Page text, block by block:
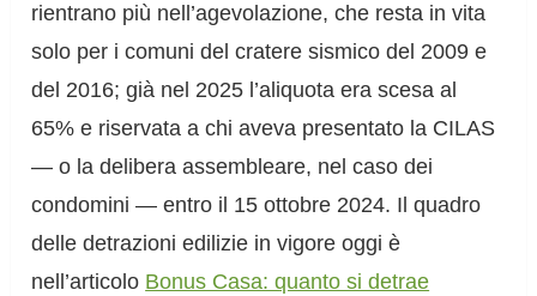
rientrano più nell’agevolazione, che resta in vita
solo per i comuni del cratere sismico del 2009 e
del 2016; già nel 2025 l’aliquota era scesa al
65% e riservata a chi aveva presentato la CILAS
— o la delibera assembleare, nel caso dei
condomini — entro il 15 ottobre 2024. Il quadro
delle detrazioni edilizie in vigore oggi è
nell’articolo Bonus Casa: quanto si detrae